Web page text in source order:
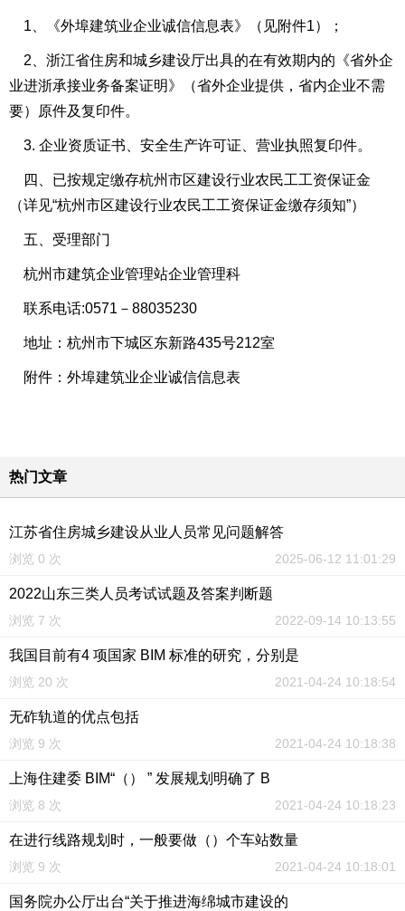
1、《外埠建筑业企业诚信信息表》（见附件1）；
2、浙江省住房和城乡建设厅出具的在有效期内的《省外企
业进浙承接业务备案证明》（省外企业提供，省内企业不需
要）原件及复印件。
3. 企业资质证书、安全生产许可证、营业执照复印件。
四、已按规定缴存杭州市区建设行业农民工工资保证金
（详见“杭州市区建设行业农民工工资保证金缴存须知”）
五、受理部门
杭州市建筑企业管理站企业管理科
联系电话:0571－88035230
地址：杭州市下城区东新路435号212室
附件：外埠建筑业企业诚信信息表
热门文章
江苏省住房城乡建设从业人员常见问题解答
浏览 0 次 2025-06-12 11:01:29
2022山东三类人员考试试题及答案判断题
浏览 7 次 2022-09-14 10:13:55
我国目前有4 项国家 BIM 标准的研究，分别是
浏览 20 次 2021-04-24 10:18:54
无砟轨道的优点包括
浏览 9 次 2021-04-24 10:18:38
上海住建委 BIM“（） ” 发展规划明确了 B
浏览 8 次 2021-04-24 10:18:23
在进行线路规划时，一般要做（）个车站数量
浏览 9 次 2021-04-24 10:18:01
国务院办公厅出台“关于推进海绵城市建设的